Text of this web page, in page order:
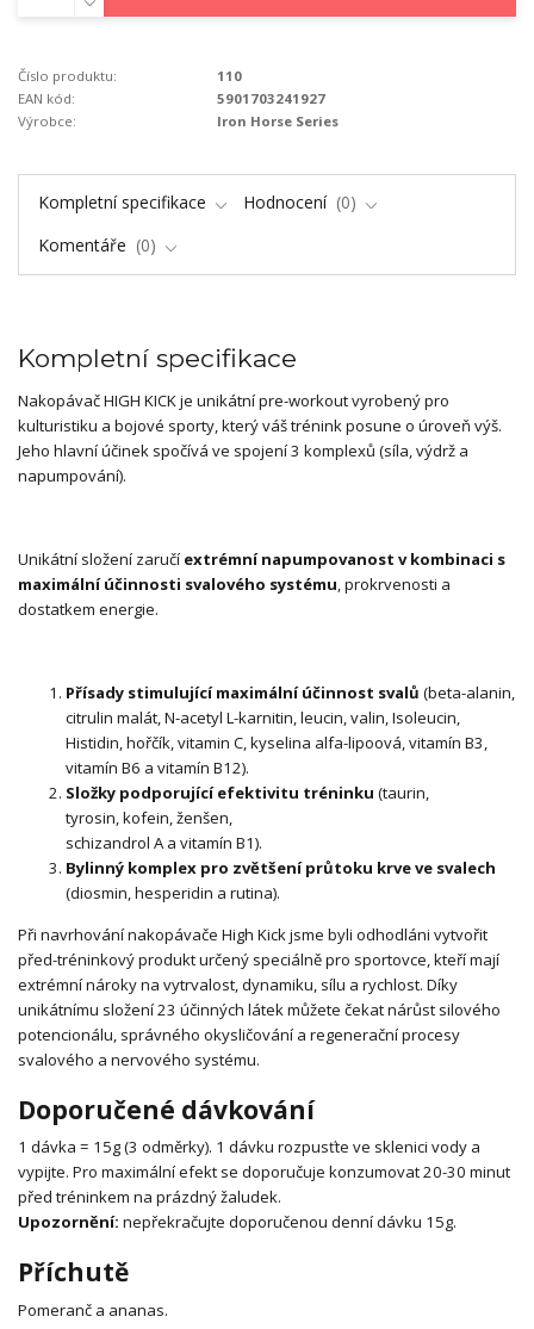
Číslo produktu:
110
EAN kód:
5901703241927
Výrobce:
Iron Horse Series
Kompletní specifikace Hodnocení
0
Komentáře
0
Kompletní specifikace
Nakopávač HIGH KICK je unikátní pre-workout vyrobený pro
kulturistiku a bojové sporty, který váš trénink posune o úroveň výš.
Jeho hlavní účinek spočívá ve spojení 3 komplexů (síla, výdrž a
napumpování).
Unikátní složení zaručí extrémní napumpovanost v kombinaci s
maximální účinnosti svalového systému, prokrvenosti a
dostatkem energie.
Přísady stimulující maximální účinnost svalů (beta-alanin,
citrulin malát, N-acetyl L-karnitin, leucin, valin, Isoleucin,
Histidin, hořčík, vitamin C, kyselina alfa-lipoová, vitamín B3,
vitamín B6 a vitamín B12).
Složky podporující efektivitu tréninku (taurin,
tyrosin, kofein, ženšen,
schizandrol A a vitamín B1).
Bylinný komplex pro zvětšení průtoku krve ve svalech
(diosmin, hesperidin a rutina).
Při navrhování nakopávače High Kick jsme byli odhodláni vytvořit
před-tréninkový produkt určený speciálně pro sportovce, kteří mají
extrémní nároky na vytrvalost, dynamiku, sílu a rychlost. Díky
unikátnímu složení 23 účinných látek můžete čekat nárůst silového
potencionálu, správného okysličování a regenerační procesy
svalového a nervového systému.
Doporučené dávkování
1 dávka = 15g (3 odměrky). 1 dávku rozpusťte ve sklenici vody a
vypijte. Pro maximální efekt se doporučuje konzumovat 20-30 minut
před tréninkem na prázdný žaludek.
Upozornění: nepřekračujte doporučenou denní dávku 15g.
Příchutě
Pomeranč a ananas.